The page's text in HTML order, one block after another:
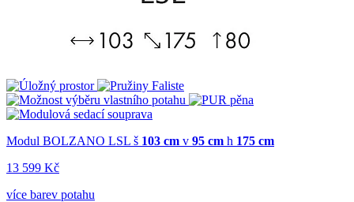
Modul BOLZANO LSL š 103 cm v 95 cm h 175 cm
13 599 Kč
více barev potahu